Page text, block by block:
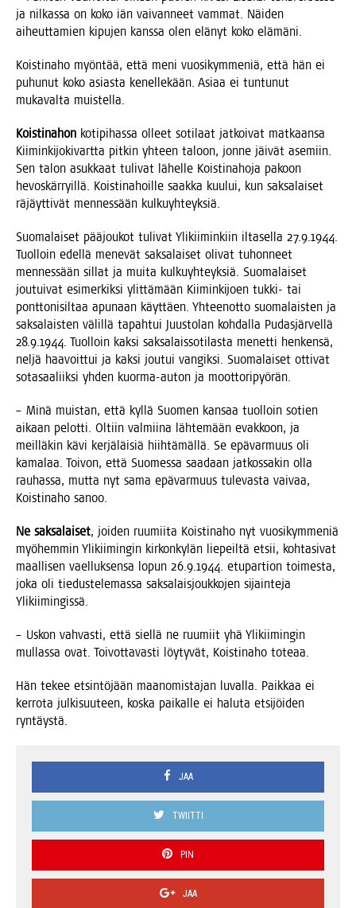
ja nil­kas­sa on koko iän vai­van­neet vam­mat. Näi­den
aiheut­ta­mien kipu­jen kans­sa olen elä­nyt koko elämäni.
Kois­ti­na­ho myön­tää, että meni vuo­si­kym­me­niä, että hän ei
puhu­nut koko asias­ta kenel­le­kään. Asi­aa ei tun­tu­nut
muka­val­ta muistella.
Kois­ti­na­hon koti­pi­has­sa olleet soti­laat jat­koi­vat mat­kaan­sa
Kii­min­ki­jo­ki­vart­ta pit­kin yhteen taloon, jon­ne jäi­vät ase­miin.
Sen talon asuk­kaat tuli­vat lähel­le Kois­ti­na­ho­ja pakoon
hevos­kär­ryil­lä. Kois­ti­na­hoil­le saak­ka kuu­lui, kun sak­sa­lai­set
räjäyt­ti­vät men­nes­sään kulkuyhteyksiä.
Suo­ma­lai­set pää­jou­kot tuli­vat Yli­kii­min­kiin ilta­sel­la 27.9.1944.
Tuol­loin edel­lä mene­vät sak­sa­lai­set oli­vat tuhon­neet
men­nes­sään sil­lat ja mui­ta kul­ku­yh­teyk­siä. Suo­ma­lai­set
jou­tui­vat esi­mer­kik­si ylit­tä­mään Kii­min­ki­joen tuk­ki- tai
pont­to­ni­sil­taa apu­naan käyt­täen. Yhteen­ot­to suo­ma­lais­ten ja
sak­sa­lais­ten välil­lä tapah­tui Juus­to­lan koh­dal­la Pudas­jär­vel­lä
28.9.1944. Tuol­loin kak­si sak­sa­lais­so­ti­las­ta menet­ti hen­ken­sä,
nel­jä haa­voit­tui ja kak­si jou­tui van­gik­si. Suo­ma­lai­set otti­vat
sota­saa­liik­si yhden kuor­ma-auton ja moottoripyörän.
– Minä muis­tan, että kyl­lä Suo­men kan­saa tuol­loin sotien
aikaan pelot­ti. Oltiin val­mii­na läh­te­mään evak­koon, ja
meil­lä­kin kävi ker­jä­läi­siä hiih­tä­mäl­lä. Se epä­var­muus oli
kama­laa. Toi­von, että Suo­mes­sa saa­daan jat­kos­sa­kin olla
rau­has­sa, mut­ta nyt sama epä­var­muus tule­vas­ta vai­vaa,
Kois­ti­na­ho sanoo.
Ne sak­sa­lai­set, joi­den ruu­mii­ta Kois­ti­na­ho nyt vuo­si­kym­me­niä
myö­hem­min Yli­kii­min­gin kir­kon­ky­län lie­peil­tä etsii, koh­ta­si­vat
maal­li­sen vael­luk­sen­sa lopun 26.9.1944. etu­par­tion toi­mes­ta,
joka oli tie­dus­te­le­mas­sa sak­sa­lais­jouk­ko­jen sijain­te­ja
Ylikiimingissä.
– Uskon vah­vas­ti, että siel­lä ne ruu­miit yhä Yli­kii­min­gin
mul­las­sa ovat. Toi­vot­ta­vas­ti löy­ty­vät, Kois­ti­na­ho toteaa.
Hän tekee etsin­tö­jään maa­no­mis­ta­jan luval­la. Paik­kaa ei
ker­ro­ta jul­ki­suu­teen, kos­ka pai­kal­le ei halu­ta etsi­jöi­den
ryntäystä.
JAA
TWIITTI
PIN
JAA